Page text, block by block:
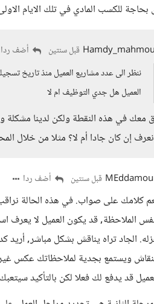
للكسب المادي في تلك الايام
قبل سنتين
أضف ردا
ننظر الى عدد مشاريع العميل منذ تاريخ
العميل هل جدي التوظيف ام لا
معك في هذه النقطة ولكن لدينا
إن كان جادا أم لا؟ مثلا من خلال
قبل سنتين أضف ردا
كلامك على صواب. في هذه الحالة
الملاحظة, قد يكون العميل لا يعرف
الجاد تراه يناقش بشكل مباشر, أريد
ويستمع بجدية لملاحظاتك عكس غير
قد يدفع لك فعلا لكن بالتأكيد